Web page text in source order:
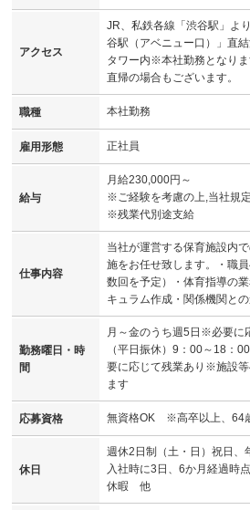
アクセス
JR、私鉄各線「渋谷駅」よ
谷駅（アベニュー口）」直
タワー内※本社勤務となりま
直帰の場合もございます。
職種 本社勤務
雇用形態 正社員
給与
月給230,000円～
※ご経験を考慮の上,当社規
※残業代別途支給
仕事内容
当社が運営する保育施設内
施をお任せ致します。・職
数回を予定）・体育指導の
キュラム作成・関係機関と
勤務曜日・時
間
月～金のうち週5日※必要に
（平日振休）9：00～18：
要に応じて残業あり※施設
ます
応募資格 無資格OK ※高卒以上、64
休日
週休2日制（土・日）祝日、
入社時に3日、6か月経過時
休暇 他